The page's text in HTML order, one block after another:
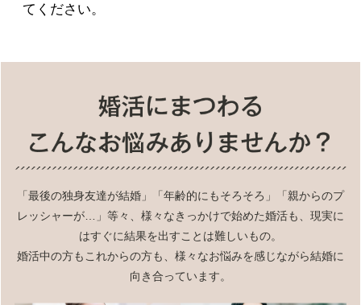
てください。
「最後の独身友達が結婚」「年齢的にもそろそろ」「親からのプ
レッシャーが…」等々、様々なきっかけで始めた婚活も、現実に
はすぐに結果を出すことは難しいもの。
婚活中の方もこれからの方も、様々なお悩みを感じながら結婚に
向き合っています。